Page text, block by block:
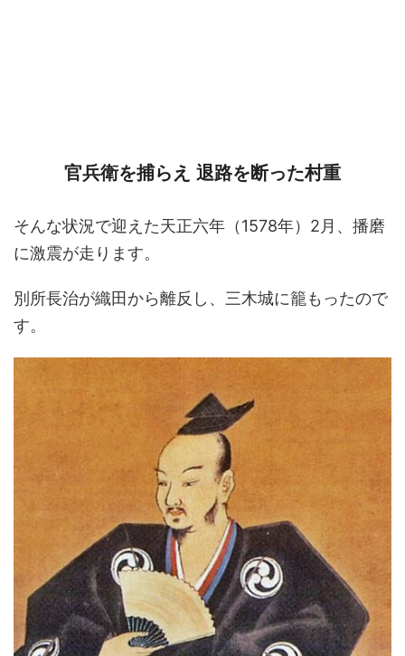
官兵衛を捕らえ 退路を断った村重
そんな状況で迎えた天正六年（1578年）2月、播磨
に激震が走ります。
別所長治が織田から離反し、三木城に籠もったので
す。